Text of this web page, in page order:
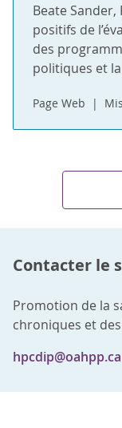
Beate Sander,
positifs de
des
politiques et
Page Web
Contacter le
Promotion de la
chroniques et
hpcdip@oahpp.ca